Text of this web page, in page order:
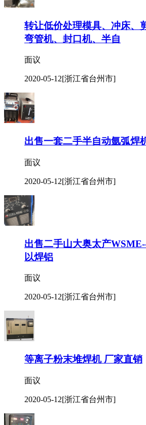
弯管机、封口机、半自
面议
2020-05-12
出售一套二手半自动氩弧焊
面议
2020-05-12
以焊铝
面议
2020-05-12
等离子粉末堆焊机 厂家直销
面议
2020-05-12